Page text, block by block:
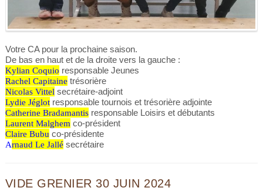
Votre CA pour la prochaine saison.
De bas en haut et de la droite vers la gauche :
Kylian Coquio responsable Jeunes
Rachel Capitaine trésorière
Nicolas Vittel secrétaire-adjoint
Lydie Jéglotresponsable tournois et trésorière adjointe
Catherine Bradamantisresponsable Loisirs et débutants
Laurent Malghem co-président
Claire Bubu co-présidente
Arnaud Le Jallé secrétaire
VIDE GRENIER 30 JUIN 2024